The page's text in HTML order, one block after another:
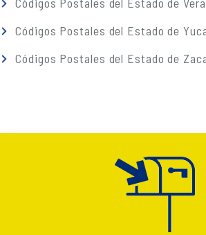
Códigos Postales del Estado de
Códigos Postales del Estado de